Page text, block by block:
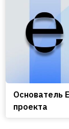
Основатель
проекта